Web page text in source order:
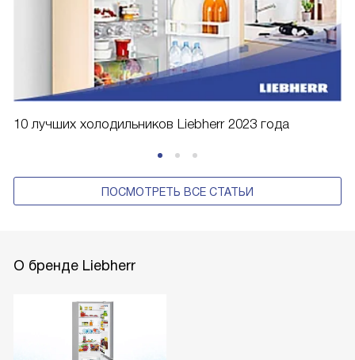
10 лучших холодильников Liebherr 2023 года
ПОСМОТРЕТЬ ВСЕ СТАТЬИ
О бренде Liebherr